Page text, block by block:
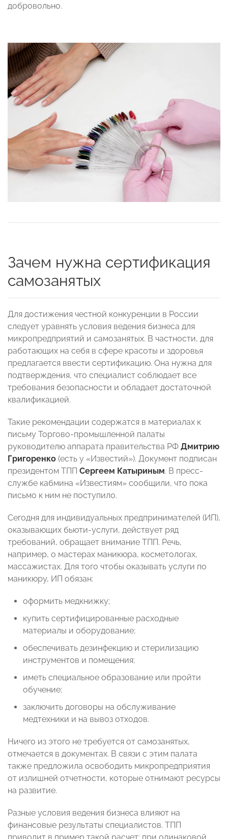
добровольно.
Зачем нужна сертификация
самозанятых
Для достижения честной конкуренции в России
следует уравнять условия ведения бизнеса для
микропредприятий и самозанятых. В частности, для
работающих на себя в сфере красоты и здоровья
предлагается ввести сертификацию. Она нужна для
подтверждения, что специалист соблюдает все
требования безопасности и обладает достаточной
квалификацией.
Такие рекомендации содержатся в материалах к
письму Торгово-промышленной палаты
руководителю аппарата правительства РФ Дмитрию
Григоренко (есть у «Известий»). Документ подписан
президентом ТПП Сергеем Катыриным. В пресс-
службе кабмина «Известиям» сообщили, что пока
письмо к ним не поступило.
Сегодня для индивидуальных предпринимателей (ИП),
оказывающих бьюти-услуги, действует ряд
требований, обращает внимание ТПП. Речь,
например, о мастерах маникюра, косметологах,
массажистах. Для того чтобы оказывать услуги по
маникюру, ИП обязан:
оформить медкнижку;
купить сертифицированные расходные
материалы и оборудование;
обеспечивать дезинфекцию и стерилизацию
инструментов и помещения;
иметь специальное образование или пройти
обучение;
заключить договоры на обслуживание
медтехники и на вывоз отходов.
Ничего из этого не требуется от самозанятых,
отмечается в документах. В связи с этим палата
также предложила освободить микропредприятия
от излишней отчетности, которые отнимают ресурсы
на развитие.
Разные условия ведения бизнеса влияют на
финансовые результаты специалистов. ТПП